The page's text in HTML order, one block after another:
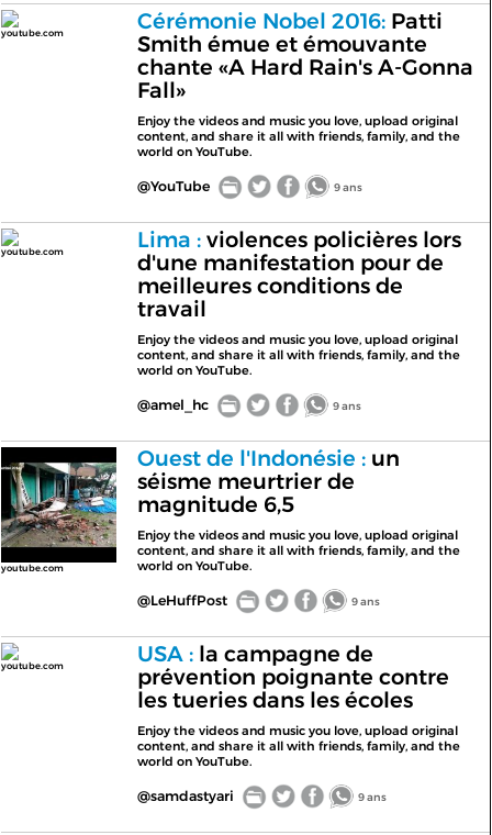
youtube.com Cérémonie Nobel 2016:Patti
Smith émue et émouvante
chante «A Hard Rain's A-Gonna
Fall»
Enjoy the videos and music you love, upload original
content, and share it all with friends, family, and the
world on YouTube.
@YouTube 9 ans
youtube.com Lima :violences policières lors
d'une manifestation pour de
meilleures conditions de
travail
Enjoy the videos and music you love, upload original
content, and share it all with friends, family, and the
world on YouTube.
@amel_hc 9 ans
youtube.com
Ouest de l'Indonésie :un
séisme meurtrier de
magnitude 6,5
Enjoy the videos and music you love, upload original
content, and share it all with friends, family, and the
world on YouTube.
@LeHuffPost 9 ans
youtube.com USA :la campagne de
prévention poignante contre
les tueries dans les écoles
Enjoy the videos and music you love, upload original
content, and share it all with friends, family, and the
world on YouTube.
@samdastyari 9 ans